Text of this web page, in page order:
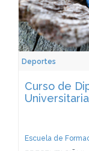
Deportes
Curso de
Escuela de